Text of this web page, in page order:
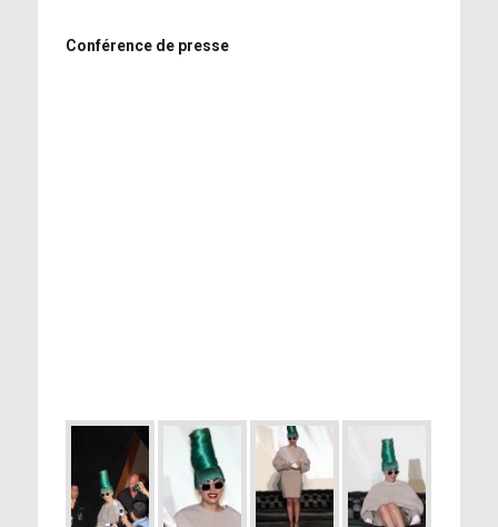
Conférence de presse